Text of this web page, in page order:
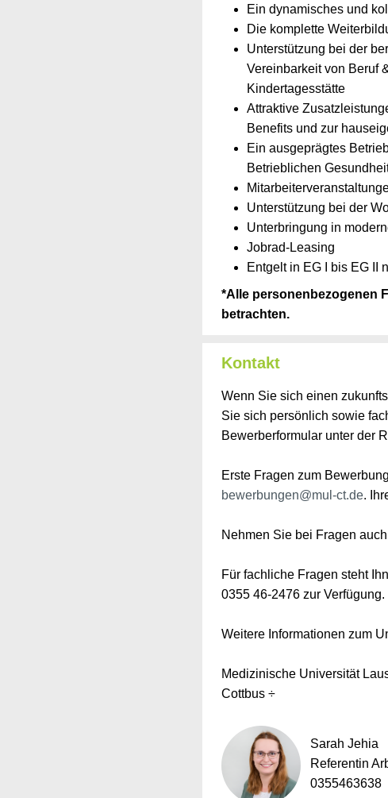
Ein dynamisches und
Die komplette
Unterstützung bei der
Vereinbarkeit von Beruf
Kindertagesstätte
Attraktive
Benefits und zur
Ein ausgeprägtes
Betrieblichen
Unterstützung bei der
Unterbringung in
Jobrad-Leasing
Entgelt in EG I bis EG II
*Alle personenbezogenen
betrachten.
Kontakt
Wenn Sie sich einen
Sie sich persönlich sowie
Bewerberformular unter der
Erste Fragen zum
bewerbungen@mul-ct.de.
Nehmen Sie bei Fragen
Für fachliche Fragen steht
0355 46-2476 zur Verfügung.
Weitere Informationen zum
Medizinische Universität
Cottbus ÷
Sarah Jehia
Referentin
0355463638